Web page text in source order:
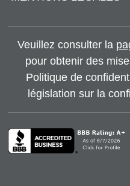
Veuillez consulter la
pour obtenir des
Politique de
législation sur la